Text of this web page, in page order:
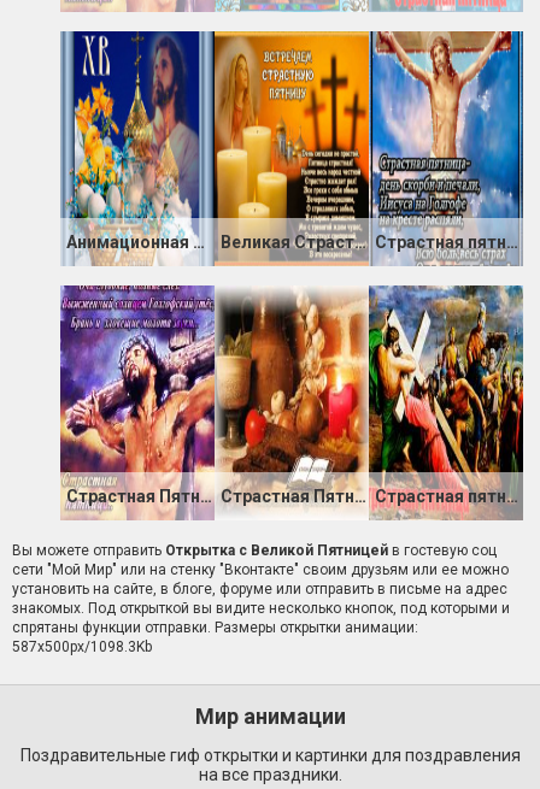
Анимационная открытка со светлым праздником Пасхи Великая Страстная пятница Страстная пятница
Страстная Пятница открытка со стихами Страстная Пятница Страстная пятница 2019
Вы можете отправить Открытка с Великой Пятницей в гостевую соц
сети "Мой Мир" или на стенку "Вконтакте" своим друзьям или ее можно
установить на сайте, в блоге, форуме или отправить в письме на адрес
знакомых. Под открыткой вы видите несколько кнопок, под которыми и
спрятаны функции отправки. Размеры открытки анимации:
587x500px/1098.3Kb
Мир анимации
Поздравительные гиф открытки и картинки для поздравления
на все праздники.